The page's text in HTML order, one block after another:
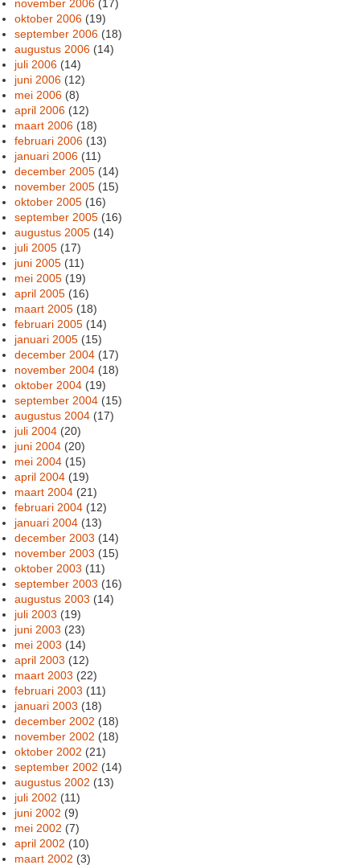
november 2006 (17)
oktober 2006 (19)
september 2006 (18)
augustus 2006 (14)
juli 2006 (14)
juni 2006 (12)
mei 2006 (8)
april 2006 (12)
maart 2006 (18)
februari 2006 (13)
januari 2006 (11)
december 2005 (14)
november 2005 (15)
oktober 2005 (16)
september 2005 (16)
augustus 2005 (14)
juli 2005 (17)
juni 2005 (11)
mei 2005 (19)
april 2005 (16)
maart 2005 (18)
februari 2005 (14)
januari 2005 (15)
december 2004 (17)
november 2004 (18)
oktober 2004 (19)
september 2004 (15)
augustus 2004 (17)
juli 2004 (20)
juni 2004 (20)
mei 2004 (15)
april 2004 (19)
maart 2004 (21)
februari 2004 (12)
januari 2004 (13)
december 2003 (14)
november 2003 (15)
oktober 2003 (11)
september 2003 (16)
augustus 2003 (14)
juli 2003 (19)
juni 2003 (23)
mei 2003 (14)
april 2003 (12)
maart 2003 (22)
februari 2003 (11)
januari 2003 (18)
december 2002 (18)
november 2002 (18)
oktober 2002 (21)
september 2002 (14)
augustus 2002 (13)
juli 2002 (11)
juni 2002 (9)
mei 2002 (7)
april 2002 (10)
maart 2002 (3)